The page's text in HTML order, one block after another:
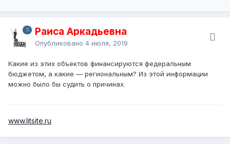
Раиса Аркадьевна
Опубликовано 4 июля, 2019
Какие из этих объектов финансируются федеральным
бюджетом, а какие — региональным? Из этой информации
можно было бы судить о причинах.
www.litsite.ru